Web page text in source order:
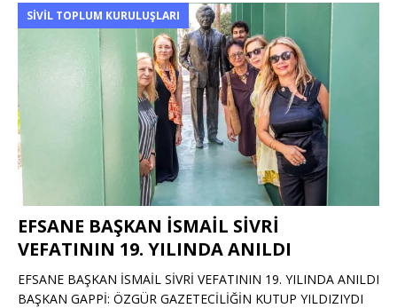
SIVIL TOPLUM KURULUŞLARI
EFSANE BAŞKAN İSMAİL SİVRİ
VEFATININ 19. YILINDA ANILDI
EFSANE BAŞKAN İSMAİL SİVRİ VEFATININ 19. YILINDA ANILDI
BAŞKAN GAPPİ: ÖZGÜR GAZETECİLİĞİN KUTUP YILDIZIYDI